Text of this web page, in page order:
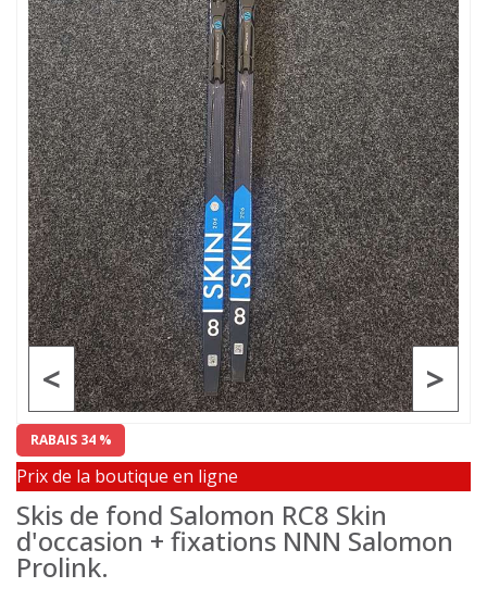
>
<
RABAIS 34 %
Prix de la boutique en ligne
Skis de fond Salomon RC8 Skin
d'occasion + fixations NNN Salomon
Prolink.